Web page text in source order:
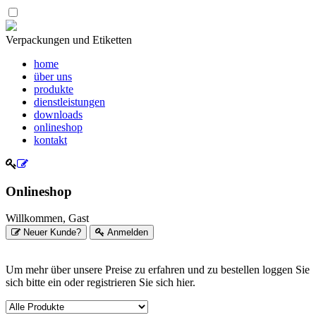
Verpackungen und Etiketten
home
über uns
produkte
dienstleistungen
downloads
onlineshop
kontakt
Onlineshop
Willkommen, Gast
Neuer Kunde? Anmelden
Um mehr über unsere Preise zu erfahren und zu bestellen loggen Sie
sich bitte ein oder registrieren Sie sich hier.